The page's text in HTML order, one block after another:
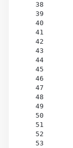
38
39
40
41
42
43
44
45
46
47
48
49
50
51
52
53